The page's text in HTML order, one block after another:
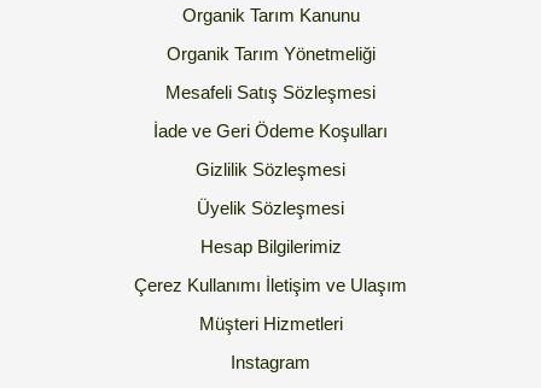
Organik Tarım Kanunu
Organik Tarım Yönetmeliği
Mesafeli Satış Sözleşmesi
İade ve Geri Ödeme Koşulları
Gizlilik Sözleşmesi
Üyelik Sözleşmesi
Hesap Bilgilerimiz
Çerez Kullanımı İletişim ve Ulaşım
Müşteri Hizmetleri
Instagram